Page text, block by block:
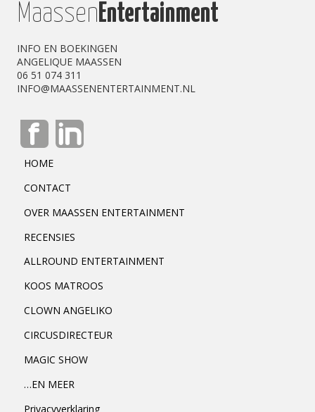
Maassen Entertainment
INFO EN BOEKINGEN
ANGELIQUE MAASSEN
06 51 074 311
INFO@MAASSENENTERTAINMENT.NL
HOME
CONTACT
OVER MAASSEN ENTERTAINMENT
RECENSIES
ALLROUND ENTERTAINMENT
KOOS MATROOS
CLOWN ANGELIKO
CIRCUSDIRECTEUR
MAGIC SHOW
…EN MEER
Privacyverklaring